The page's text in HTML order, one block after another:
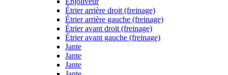
Étrier arrière droit (freinage)
Étrier arrière gauche (freinage)
Étrier avant droit (freinage)
Étrier avant gauche (freinage)
Jante
Jante
Jante